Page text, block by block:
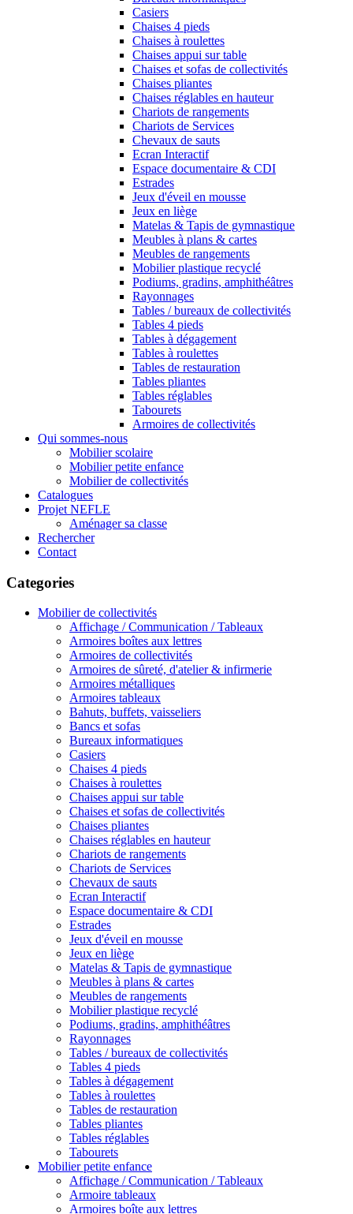
Casiers
Chaises 4 pieds
Chaises à roulettes
Chaises appui sur table
Chaises et sofas de collectivités
Chaises pliantes
Chaises réglables en hauteur
Chariots de rangements
Chariots de Services
Chevaux de sauts
Ecran Interactif
Espace documentaire & CDI
Estrades
Jeux d'éveil en mousse
Jeux en liège
Matelas & Tapis de gymnastique
Meubles à plans & cartes
Meubles de rangements
Mobilier plastique recyclé
Podiums, gradins, amphithéâtres
Rayonnages
Tables / bureaux de collectivités
Tables 4 pieds
Tables à dégagement
Tables à roulettes
Tables de restauration
Tables pliantes
Tables réglables
Tabourets
Armoires de collectivités
Qui sommes-nous
Mobilier scolaire
Mobilier petite enfance
Mobilier de collectivités
Catalogues
Projet NEFLE
Aménager sa classe
Rechercher
Contact
Categories
Mobilier de collectivités
Affichage / Communication / Tableaux
Armoires boîtes aux lettres
Armoires de collectivités
Armoires de sûreté, d'atelier & infirmerie
Armoires métalliques
Armoires tableaux
Bahuts, buffets, vaisseliers
Bancs et sofas
Bureaux informatiques
Casiers
Chaises 4 pieds
Chaises à roulettes
Chaises appui sur table
Chaises et sofas de collectivités
Chaises pliantes
Chaises réglables en hauteur
Chariots de rangements
Chariots de Services
Chevaux de sauts
Ecran Interactif
Espace documentaire & CDI
Estrades
Jeux d'éveil en mousse
Jeux en liège
Matelas & Tapis de gymnastique
Meubles à plans & cartes
Meubles de rangements
Mobilier plastique recyclé
Podiums, gradins, amphithéâtres
Rayonnages
Tables / bureaux de collectivités
Tables 4 pieds
Tables à dégagement
Tables à roulettes
Tables de restauration
Tables pliantes
Tables réglables
Tabourets
Mobilier petite enfance
Affichage / Communication / Tableaux
Armoire tableaux
Armoires boîte aux lettres